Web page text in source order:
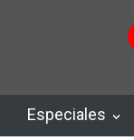
Especiales